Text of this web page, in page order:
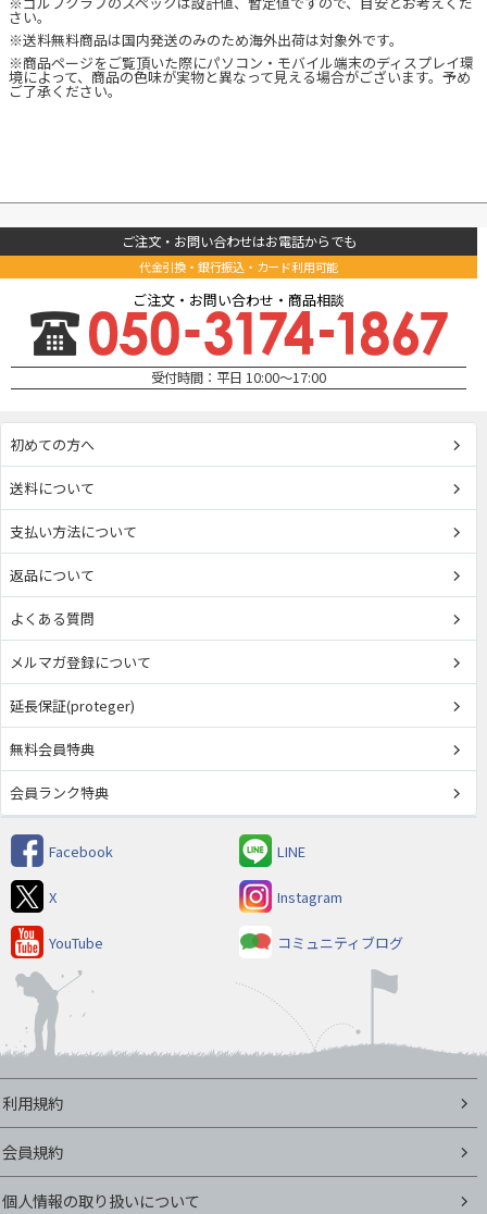
さい。
※送料無料商品は国内発送のみのため海外出荷は対象外です。
※商品ページをご覧頂いた際にパソコン・モバイル端末のディスプレイ環
境によって、商品の色味が実物と異なって見える場合がございます。予め
ご了承ください。
ご注文・お問い合わせはお電話からでも
代金引換・銀行振込・カード利用可能
ご注文・お問い合わせ・商品相談
受付時間：平日 10:00～17:00
初めての方へ
送料について
支払い方法について
返品について
よくある質問
メルマガ登録について
延長保証(proteger)
無料会員特典
会員ランク特典
Facebook LINE
X Instagram
YouTube コミュニティブログ
利用規約
会員規約
個人情報の取り扱いについて